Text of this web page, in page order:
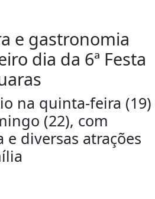
e gastronomia
dia da 6ª Festa
na quinta-feira (19)
(22), com
diversas atrações